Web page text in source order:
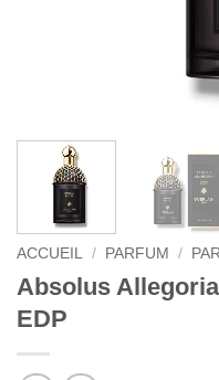
ACCUEIL / PARFUM /
Absolus
EDP